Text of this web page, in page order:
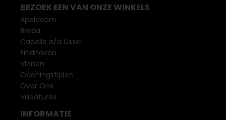
BEZOEK EEN VAN ONZE WINKELS
Apeldoorn
Breda
Capelle a/d IJssel
Eindhoven
Vianen
Openingstijden
Over Ons
Vacatures
INFORMATIE